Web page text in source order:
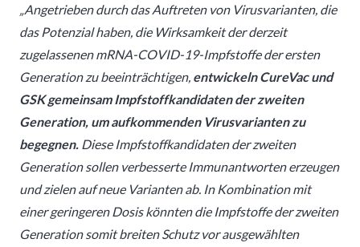
„Angetrieben durch das Auftreten von Virusvarianten, die
das Potenzial haben, die Wirksamkeit der derzeit
zugelassenen mRNA-COVID-19-Impfstoffe der ersten
Generation zu beeinträchtigen, entwickeln CureVac und
GSK gemeinsam Impfstoffkandidaten der zweiten
Generation, um aufkommenden Virusvarianten zu
begegnen. Diese Impfstoffkandidaten der zweiten
Generation sollen verbesserte Immunantworten erzeugen
und zielen auf neue Varianten ab. In Kombination mit
einer geringeren Dosis könnten die Impfstoffe der zweiten
Generation somit breiten Schutz vor ausgewählten